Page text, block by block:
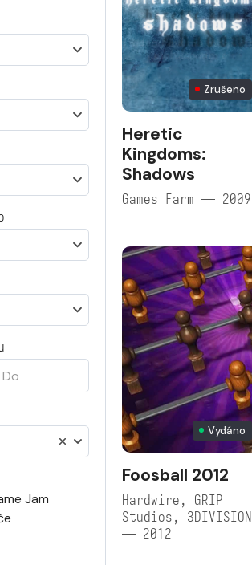
Jam
Zrušeno
Heretic
Kingdoms:
Shadows
Games Farm — 2009
Vydáno
Foosball 2012
Hardwire, GRIP
Studios, 3DIVISION
— 2012